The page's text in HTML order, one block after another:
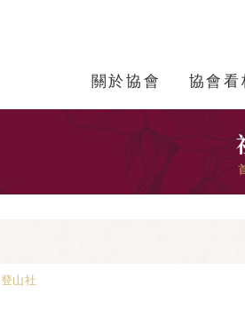
關於協會 協會看
登山社